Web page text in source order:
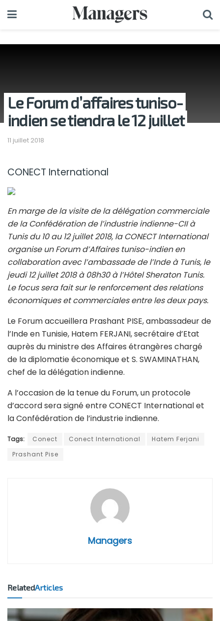
Le Forum d’affaires tuniso-
indien se tiendra le 12 juillet
11 juillet 2018
CONECT International
En marge de la visite de la délégation commerciale
de la Confédération de l’industrie indienne-CII à
Tunis du 10 au 12 juillet 2018, la CONECT International
organise un Forum d’Affaires tuniso-indien en
collaboration avec l’ambassade de l’Inde à Tunis, le
jeudi 12 juillet 2018 à 08h30 à l’Hôtel Sheraton Tunis.
Le focus sera fait sur le renforcement des relations
économiques et commerciales entre les deux pays.
Le Forum accueillera Prashant PISE, ambassadeur de
l’Inde en Tunisie, Hatem FERJANI, secrétaire d’Etat
auprès du ministre des Affaires étrangères chargé
de la diplomatie économique et S. SWAMINATHAN,
chef de la délégation indienne.
A l’occasion de la tenue du Forum, un protocole
d’accord sera signé entre CONECT International et
la Confédération de l’industrie indienne.
Tags: Conect Conect International
Hatem Ferjani
Prashant Pise
Managers
RelatedArticles